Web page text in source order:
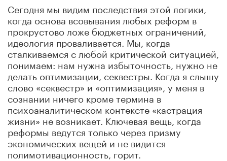
Сегодня мы видим последствия этой логики,
когда основа всовывания любых реформ в
прокрустово ложе бюджетных ограничений,
идеология проваливается. Мы, когда
сталкиваемся с любой критической ситуацией,
понимаем: нам нужна избыточность, нужно не
делать оптимизации, секвестры. Когда я слышу
слово «секвестр» и «оптимизация», у меня в
сознании ничего кроме термина в
психоаналитическом контексте «кастрация
жизни» не возникает. Ключевая вещь, когда
реформы ведутся только через призму
экономических вещей и не видится
полимотивационность, горит.